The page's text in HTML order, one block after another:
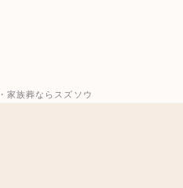
家族葬ならスズソウ